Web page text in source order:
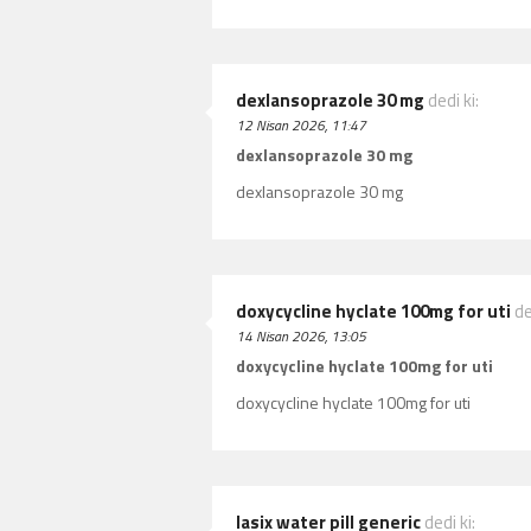
dexlansoprazole 30 mg dedi ki:
12 Nisan 2026, 11:47
dexlansoprazole 30 mg
dexlansoprazole 30 mg
doxycycline hyclate 100mg for uti
14 Nisan 2026, 13:05
doxycycline hyclate 100mg for uti
doxycycline hyclate 100mg for uti
lasix water pill genericdedi ki: